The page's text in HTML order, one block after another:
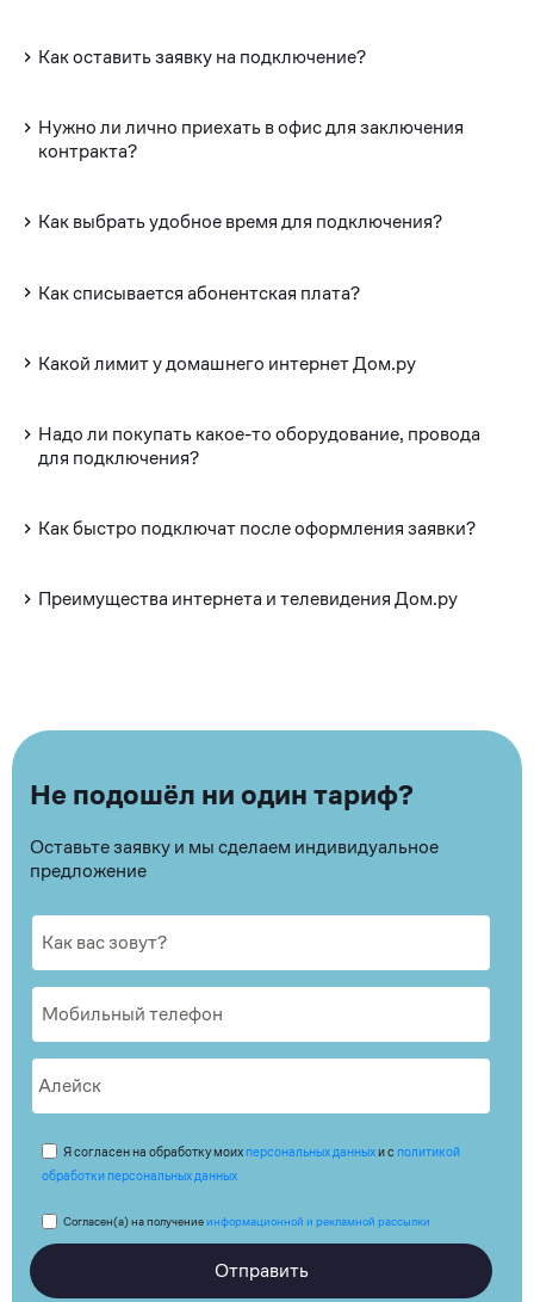
Как оставить заявку на подключение?
Нужно ли лично приехать в офис для заключения
контракта?
Как выбрать удобное время для подключения?
Как списывается абонентская плата?
Какой лимит у домашнего интернет Дом.ру
Надо ли покупать какое-то оборудование, провода
для подключения?
Как быстро подключат после оформления заявки?
Преимущества интернета и телевидения Дом.ру
Не подошёл ни один тариф?
Оставьте заявку и мы сделаем индивидуальное
предложение
Я согласен на обработку моих персональных данныхи с политикой
обработки персональных данных
Согласен(а) на получениеинформационной и рекламной рассылки
Отправить